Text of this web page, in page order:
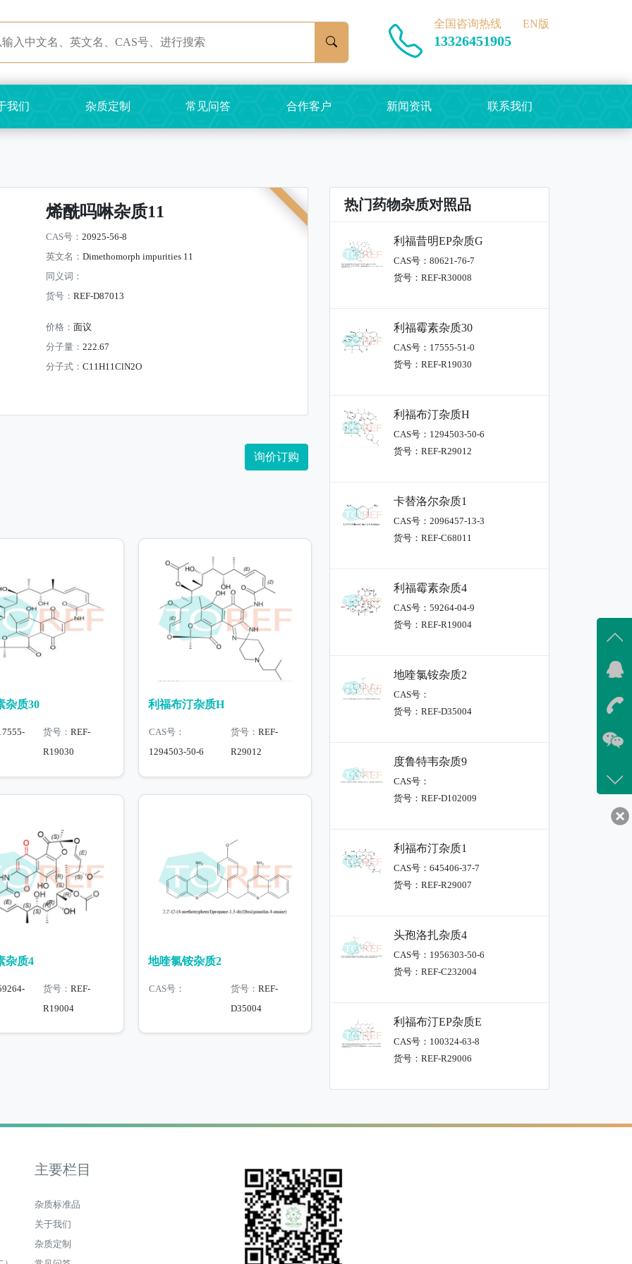
全国咨询热线
13326451905
EN版
我们 杂质定制 常见问答 合作客户 新闻资讯 联系我们
烯酰吗啉杂质11
CAS号： 20925-56-8
英文名： Dimethomorph impurities 11
同义词：
货号： REF-D87013
价格： 面议
分子量： 222.67
分子式： C11H11ClN2O
询价订购
杂质30
货号： REF-
R19030
利福布汀杂质H
CAS号：
1294503-50-6
货号： REF-
R29012
杂质4
货号： REF-
R19004
地喹氯铵杂质2
CAS号： 货号： REF-
D35004
热门药物杂质对照品
利福昔明EP杂质G
CAS号：80621-76-7
货号：REF-R30008
利福霉素杂质30
CAS号：17555-51-0
货号：REF-R19030
利福布汀杂质H
CAS号：1294503-50-6
货号：REF-R29012
卡替洛尔杂质1
CAS号：2096457-13-3
货号：REF-C68011
利福霉素杂质4
CAS号：59264-04-9
货号：REF-R19004
地喹氯铵杂质2
CAS号：
货号：REF-D35004
度鲁特韦杂质9
CAS号：
货号：REF-D102009
利福布汀杂质1
CAS号：645406-37-7
货号：REF-R29007
头孢洛扎杂质4
CAS号：1956303-50-6
货号：REF-C232004
利福布汀EP杂质E
CAS号：100324-63-8
货号：REF-R29006
主要栏目
杂质标准品
关于我们
杂质定制